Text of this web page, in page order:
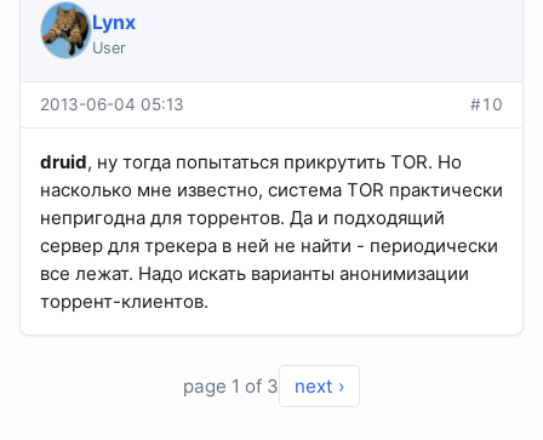
Lynx
User
2013-06-04 05:13 #10
druid, ну тогда попытаться прикрутить TOR. Но
насколько мне известно, система TOR практически
непригодна для торрентов. Да и подходящий
сервер для трекера в ней не найти - периодически
все лежат. Надо искать варианты анонимизации
торрент-клиентов.
page 1 of 3 next ›